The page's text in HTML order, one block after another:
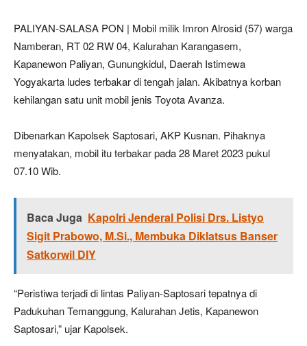
PALIYAN-SALASA PON | Mobil milik Imron Alrosid (57) warga
Namberan, RT 02 RW 04, Kalurahan Karangasem,
Kapanewon Paliyan, Gunungkidul, Daerah Istimewa
Yogyakarta ludes terbakar di tengah jalan. Akibatnya korban
kehilangan satu unit mobil jenis Toyota Avanza.
Dibenarkan Kapolsek Saptosari, AKP Kusnan. Pihaknya
menyatakan, mobil itu terbakar pada 28 Maret 2023 pukul
07.10 Wib.
Baca Juga Kapolri Jenderal Polisi Drs. Listyo
Sigit Prabowo, M.Si., Membuka Diklatsus Banser
Satkorwil DIY
“Peristiwa terjadi di lintas Paliyan-Saptosari tepatnya di
Padukuhan Temanggung, Kalurahan Jetis, Kapanewon
Saptosari,” ujar Kapolsek.